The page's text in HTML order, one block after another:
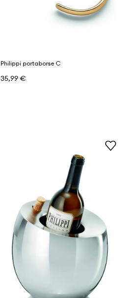
Philippi portaborse C
35,99 €